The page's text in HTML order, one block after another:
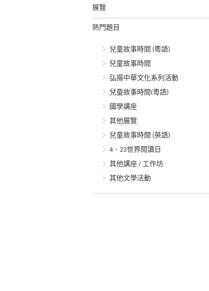
展覽
熱門題目
兒童故事時間 (粵語)
兒童故事時間
弘揚中華文化系列活動
兒童故事時間(粵語)
國學講座
其他展覽
兒童故事時間 (英語)
4．23世界閱讀日
其他講座 / 工作坊
其他文學活動